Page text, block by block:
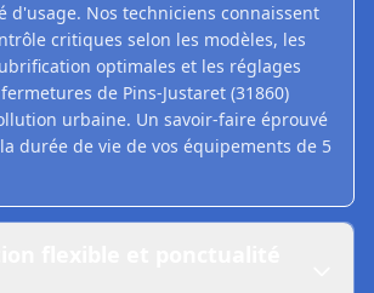
d'usage. Nos techniciens connaissent
critiques selon les modèles, les
optimales et les réglages
de Pins-Justaret (31860)
urbaine. Un savoir-faire éprouvé
durée de vie de vos équipements de 5